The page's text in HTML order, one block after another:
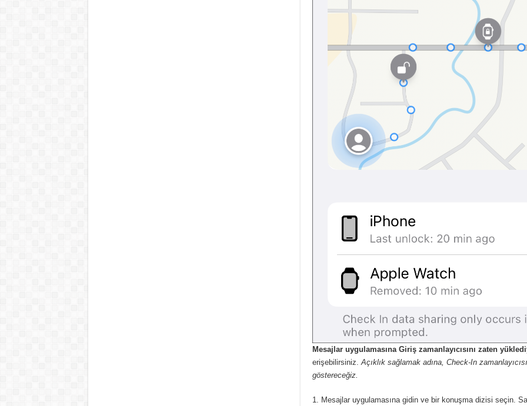
Mesajlar uygulamasına Giriş zamanlayıcısını zaten
erişebilirsiniz.Açıklık sağlamak adına, Check-In
göstereceğiz.
Mesajlar uygulamasına gidin ve bir konuşma dizisi seçin.